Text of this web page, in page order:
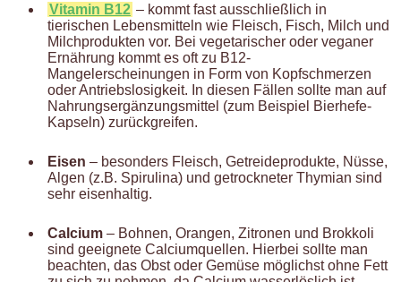
Vitamin B12 – kommt fast ausschließlich in
tierischen Lebensmitteln wie Fleisch, Fisch, Milch und
Milchprodukten vor. Bei vegetarischer oder veganer
Ernährung kommt es oft zu B12-
Mangelerscheinungen in Form von Kopfschmerzen
oder Antriebslosigkeit. In diesen Fällen sollte man auf
Nahrungsergänzungsmittel (zum Beispiel Bierhefe-
Kapseln) zurückgreifen.
Eisen – besonders Fleisch, Getreideprodukte, Nüsse,
Algen (z.B. Spirulina) und getrockneter Thymian sind
sehr eisenhaltig.
Calcium – Bohnen, Orangen, Zitronen und Brokkoli
sind geeignete Calciumquellen. Hierbei sollte man
beachten, das Obst oder Gemüse möglichst ohne Fett